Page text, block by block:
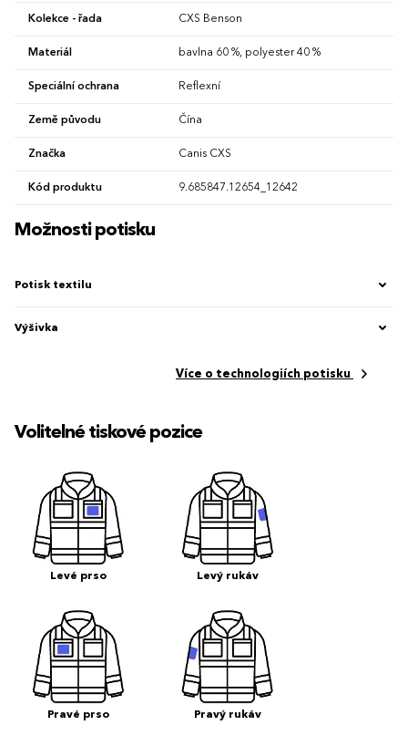
Kolekce - řada CXS Benson
Materiál bavlna 60 %, polyester 40 %
Speciální ochrana Reflexní
Země původu Čína
Značka Canis CXS
Kód produktu 9.685847.12654_12642
Možnosti potisku
Potisk textilu
Výšivka
Více o technologiích potisku
Volitelné tiskové pozice
Levé prso Levý rukáv
Pravé prso Pravý rukáv